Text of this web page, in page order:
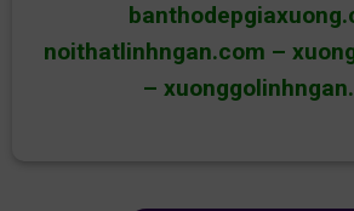
noithatlinhngan.com –
–